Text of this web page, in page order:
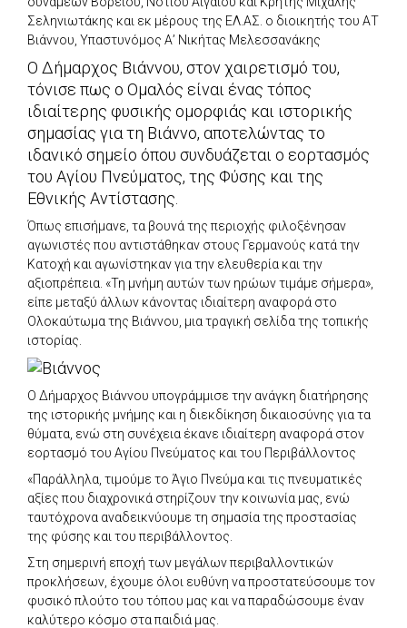
Σεληνιωτάκης και εκ μέρους της ΕΛ.ΑΣ. ο διοικητής του ΑΤ
Βιάννου, Υπαστυνόμος Α’ Νικήτας Μελεσσανάκης
Ο Δήμαρχος Βιάννου, στον χαιρετισμό του,
τόνισε πως ο Ομαλός είναι ένας τόπος
ιδιαίτερης φυσικής ομορφιάς και ιστορικής
σημασίας για τη Βιάννο, αποτελώντας το
ιδανικό σημείο όπου συνδυάζεται ο εορτασμός
του Αγίου Πνεύματος, της Φύσης και της
Εθνικής Αντίστασης.
Όπως επισήμανε, τα βουνά της περιοχής φιλοξένησαν
αγωνιστές που αντιστάθηκαν στους Γερμανούς κατά την
Κατοχή και αγωνίστηκαν για την ελευθερία και την
αξιοπρέπεια. «Τη μνήμη αυτών των ηρώων τιμάμε σήμερα»,
είπε μεταξύ άλλων κάνοντας ιδιαίτερη αναφορά στο
Ολοκαύτωμα της Βιάννου, μια τραγική σελίδα της τοπικής
ιστορίας.
Ο Δήμαρχος Βιάννου υπογράμμισε την ανάγκη διατήρησης
της ιστορικής μνήμης και η διεκδίκηση δικαιοσύνης για τα
θύματα, ενώ στη συνέχεια έκανε ιδιαίτερη αναφορά στον
εορτασμό του Αγίου Πνεύματος και του Περιβάλλοντος
«Παράλληλα, τιμούμε το Άγιο Πνεύμα και τις πνευματικές
αξίες που διαχρονικά στηρίζουν την κοινωνία μας, ενώ
ταυτόχρονα αναδεικνύουμε τη σημασία της προστασίας
της φύσης και του περιβάλλοντος.
Στη σημερινή εποχή των μεγάλων περιβαλλοντικών
προκλήσεων, έχουμε όλοι ευθύνη να προστατεύσουμε τον
φυσικό πλούτο του τόπου μας και να παραδώσουμε έναν
καλύτερο κόσμο στα παιδιά μας.